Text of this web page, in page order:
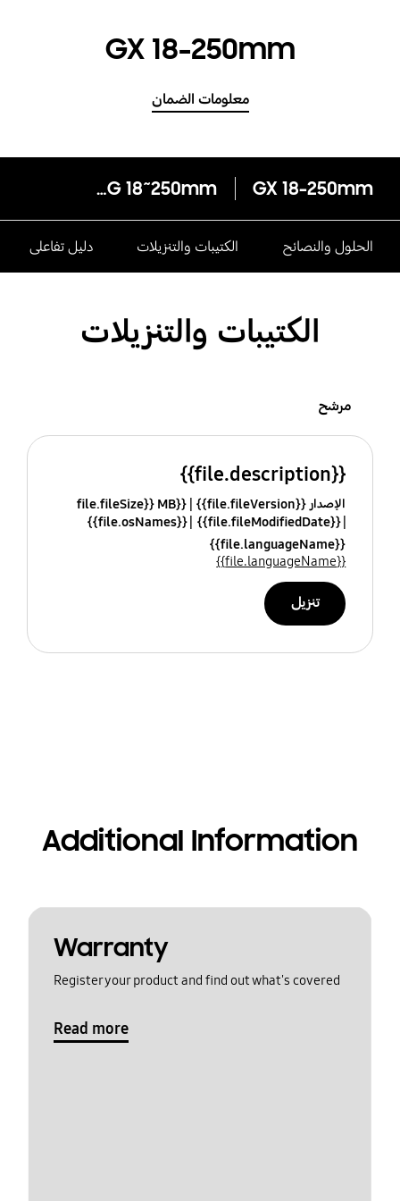
GX 18-250mm
معلومات الضمان
GX 18-250mm
SAMSUNG 18~250mm
الحلول والنصائح الكتيبات والتنزيلات دليل تفاعلى
الكتيبات والتنزيلات
مرشح
{{file.description}}
الإصدار {{file.fileVersion}}
{{file.fileSize}} MB
{{file.fileModifiedDate}}
{{file.osNames}}
{{file.languageName}}
{{file.languageName}}
تنزيل
Additional Information
Warranty
Register your product and find out what's covered
Read more